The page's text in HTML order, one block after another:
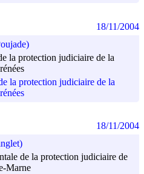
la protection judiciaire de la
la protection judiciaire de la
18/11/2004
de la protection judiciaire de
Marne
18/11/2004